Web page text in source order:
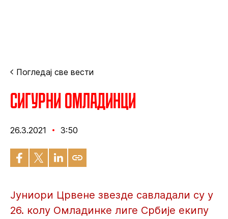
Погледај све вести
Сигурни омладинци
26.3.2021 3:50
Јуниори Црвене звезде савладали су у
26. колу Омладинке лиге Србије екипу